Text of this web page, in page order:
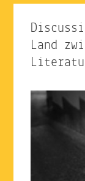
Land